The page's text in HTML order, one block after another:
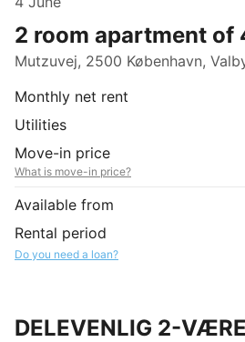
2 room apartment of
Mutzuvej, 2500 København,
Monthly net rent
Utilities
Move-in price
What is move-in price?
Available from
Rental period
Do you need a loan?
DELEVENLIG 2-